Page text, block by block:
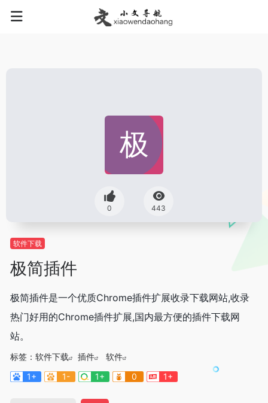
0 443
软件下载
极简插件
极简插件是一个优质Chrome插件扩展收录下载网站,收录
热门好用的Chrome插件扩展,国内最方便的插件下载网
站。
标签： 软件下载 插件
软件
1+
1- 1+ 0 1+